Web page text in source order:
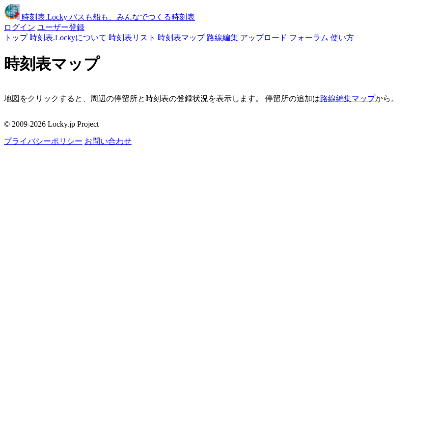
時刻表.Locky バスも船も、みんなでつくる時刻表
ログイン ユーザー登録
トップ 時刻表.Lockyについて 時刻表リスト 時刻表マップ 路線編集 アップロード フォーラム 使い方
時刻表マップ
地図をクリックすると、周辺の停留所と時刻表の登録状況を表示します。 停留所の追加は路線編集マップから。
周辺の停留所
© 2009-2026 Locky.jp Project
プライバシーポリシー お問い合わせ